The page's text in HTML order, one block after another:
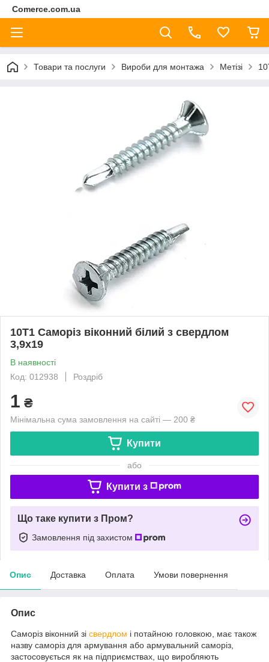
Comerce.com.ua
Товари та послуги Вироби для монтажа Метізі
10T1 Саморіз віконний білий з свердлом
3,9х19
В наявності
Код: 012938
Роздріб
1 ₴
Мінімальна сума замовлення на сайті — 200 ₴
Купити
або
Купити з
Що таке купити з Пром?
Замовлення під захистом
Опис Доставка Оплата Умови повернення
Опис
Саморіз віконний зі свердлом і потайною головкою, має також
назву саморіз для армування або армувальний саморіз,
застосовується як на підприємствах, що виробляють